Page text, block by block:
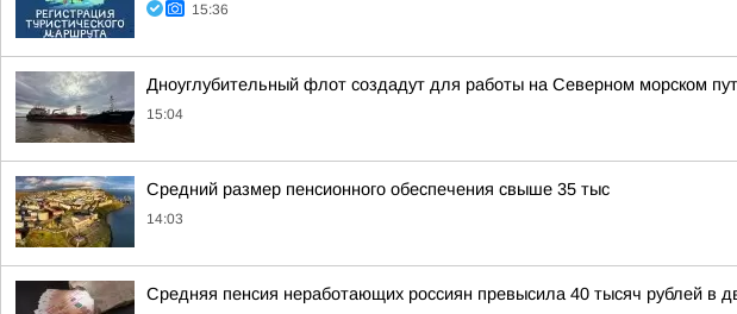
15:36
Дноуглубительный флот создадут для работы на Северном морском
15:04
Средний размер пенсионного обеспечения свыше 35 тыс
14:03
Средняя пенсия неработающих россиян превысила 40 тысяч рублей в